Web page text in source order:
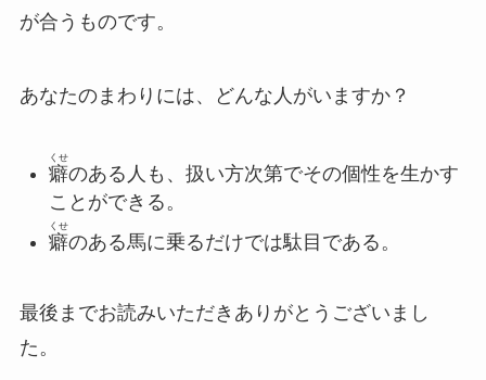
が合うものです。
あなたのまわりには、どんな人がいますか？
癖
くせ
のある人も、扱い方次第でその個性を生かす
ことができる。
癖
くせ
のある馬に乗るだけでは駄目である。
最後までお読みいただきありがとうございまし
た。